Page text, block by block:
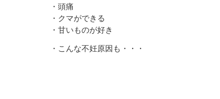
・頭痛
・クマができる
・甘いものが好き
・こんな不妊原因も・・・